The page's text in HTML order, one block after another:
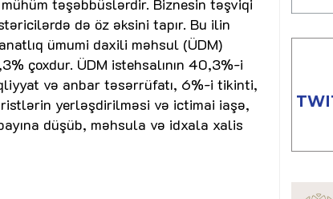
də öz əksini tapır. Bu ilin
ümumi daxili məhsul (ÜDM)
çoxdur. ÜDM istehsalının 40,3%-i
və anbar təsərrüfatı, 6%-i tikinti,
yerləşdirilməsi və ictimai iaşə,
düşüb, məhsula və idxala xalis